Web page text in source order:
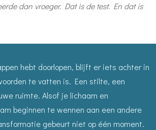
dan vroeger. Dat is de test. En dat is
hebt doorlopen, blijft er iets achter in
te vatten is. Een stilte, een
ruimte. Alsof je lichaam en
beginnen te wennen aan een andere
gebeurt niet op één moment.